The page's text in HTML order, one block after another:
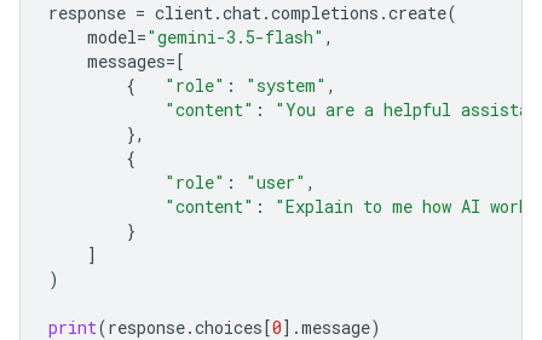
response = client.chat.completions .create(
model="gemini-3.5-flash" ,
messages=[
{
"role" : "system" ,
"content" :
"You are a helpful
},
{
"role" : "user" ,
"content" :
"Explain to me how AI
}
]
)
print(response.choices[0] .message)